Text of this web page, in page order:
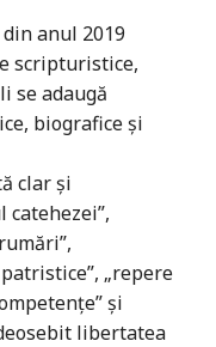
anul 2019
scripturistice,
se adaugă
biografice și
clar și
catehezei”,
„repere
și
libertatea